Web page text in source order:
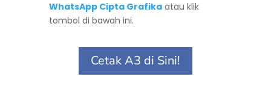
WhatsApp Cipta Grafikaatau klik
tombol di bawah ini.
Cetak A3 di Sini!